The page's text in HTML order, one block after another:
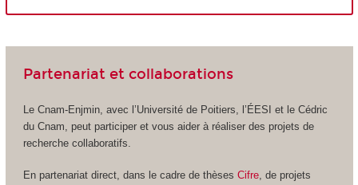
Partenariat et collaborations
Le Cnam-Enjmin, avec l’Université de Poitiers, l’ÉESI et le Cédric
du Cnam, peut participer et vous aider à réaliser des projets de
recherche collaboratifs.
En partenariat direct, dans le cadre de thèses Cifre, de projets